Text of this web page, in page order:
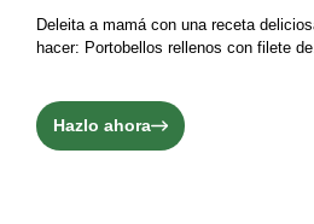
Deleita a mamá con una receta
hacer: Portobellos rellenos con filete
Hazlo ahora